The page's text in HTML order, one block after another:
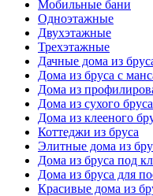
Мобильные бани
Одноэтажные
Двухэтажные
Трехэтажные
Дачные дома из
Дома из бруса с
Дома из
Дома из сухого бруса
Дома из клееного
Коттеджи из бруса
Элитные дома из
Дома из бруса под
Дома из бруса для
Красивые дома из